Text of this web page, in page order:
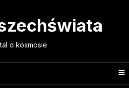
o kosmosie